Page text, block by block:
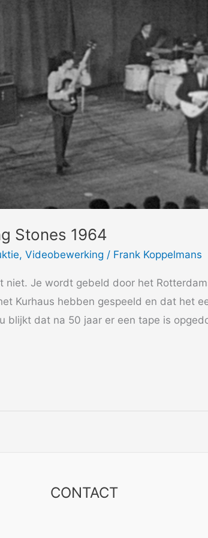
Stones 1964
, Videobewerking / Frank Koppelmans
niet. Je wordt gebeld door het
Kurhaus hebben gespeeld en dat het
blijkt dat na 50 jaar er een tape is
CONTACT